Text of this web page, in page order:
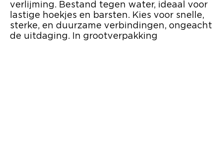
verlijming. Bestand tegen water, ideaal voor
lastige hoekjes en barsten. Kies voor snelle,
sterke, en duurzame verbindingen, ongeacht
de uitdaging. In grootverpakking